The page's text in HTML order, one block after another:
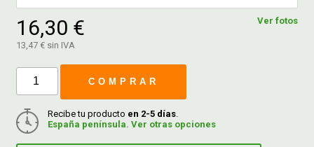
Ver fotos
16,30 €
13,47 € sin IVA
COMPRAR
Recibe tu producto en 2-5 días.
España península. Ver otras opciones
DESPIECE
CATÁLOGOS